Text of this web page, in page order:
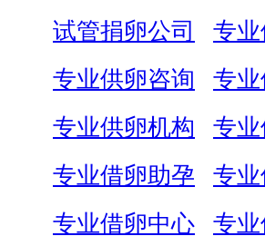
试管捐卵公司
专
专业供卵咨询
专
专业供卵机构
专业
专业借卵助孕
专
专业借卵中心
专